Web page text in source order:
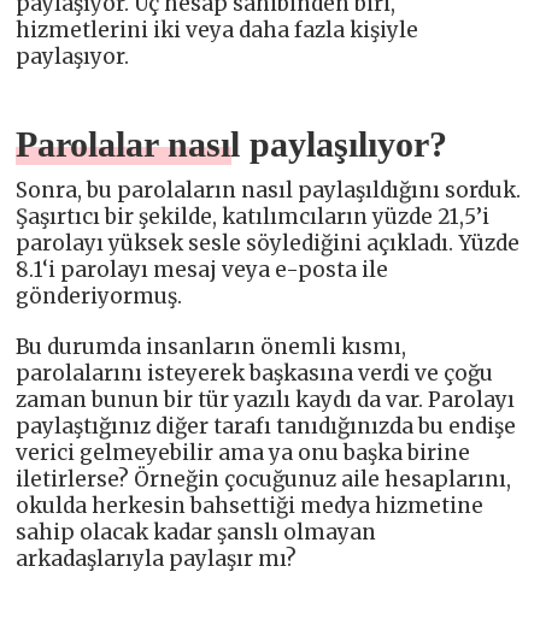
hizmetlerini iki veya daha fazla kişiyle
paylaşıyor.
Parolalar nasıl paylaşılıyor?
Sonra, bu parolaların nasıl paylaşıldığını sorduk.
Şaşırtıcı bir şekilde, katılımcıların yüzde 21,5’i
parolayı yüksek sesle söylediğini açıkladı. Yüzde
8.1‘i parolayı mesaj veya e-posta ile
gönderiyormuş.
Bu durumda insanların önemli kısmı,
parolalarını isteyerek başkasına verdi ve çoğu
zaman bunun bir tür yazılı kaydı da var. Parolayı
paylaştığınız diğer tarafı tanıdığınızda bu endişe
verici gelmeyebilir ama ya onu başka birine
iletirlerse? Örneğin çocuğunuz aile hesaplarını,
okulda herkesin bahsettiği medya hizmetine
sahip olacak kadar şanslı olmayan
arkadaşlarıyla paylaşır mı?